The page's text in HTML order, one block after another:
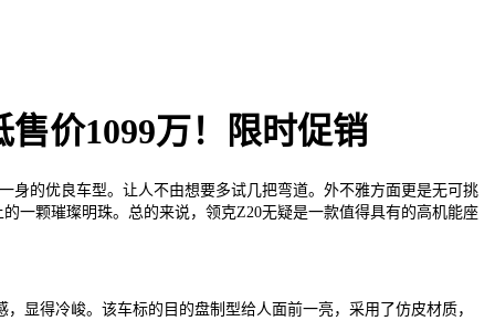
价1099万！限时促销
的优良车型。让人不由想要多试几把弯道。外不雅方面更是无可挑
一颗璀璨明珠。总的来说，领克Z20无疑是一款值得具有的高机能座
得冷峻。该车标的目的盘制型给人面前一亮，采用了仿皮材质，